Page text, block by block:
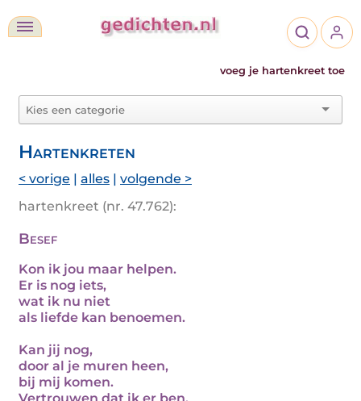
voeg je hartenkreet toe
Hartenkreten
< vorige | alles | volgende >
hartenkreet (nr. 47.762):
Besef
Kon ik jou maar helpen.
Er is nog iets,
wat ik nu niet
als liefde kan benoemen.
Kan jij nog,
door al je muren heen,
bij mij komen.